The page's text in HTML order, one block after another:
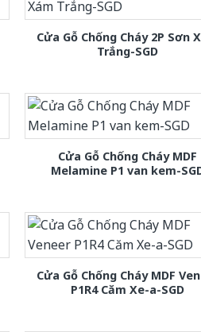
Cửa Gỗ Chống Cháy 2P Sơn
Trắng-SGD
Cửa Gỗ Chống Cháy MDF
Melamine P1 van kem-
Cửa Gỗ Chống Cháy MDF
P1R4 Căm Xe-a-SGD